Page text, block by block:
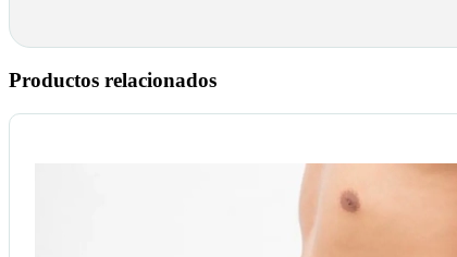
Productos relacionados